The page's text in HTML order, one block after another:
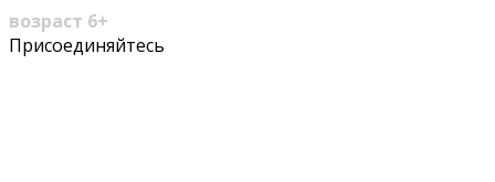
возраст 6+
Присоединяйтесь